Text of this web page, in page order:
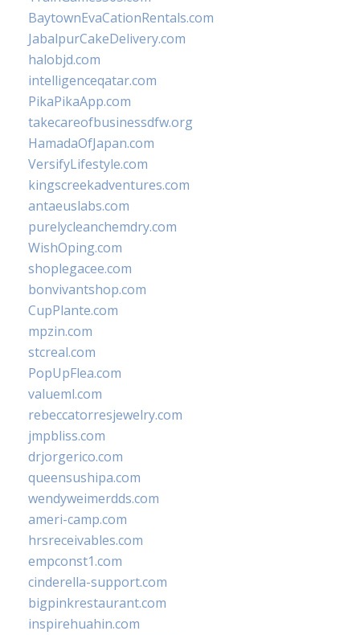
BaytownEvaCationRentals.com
JabalpurCakeDelivery.com
halobjd.com
intelligenceqatar.com
PikaPikaApp.com
takecareofbusinessdfw.org
HamadaOfJapan.com
VersifyLifestyle.com
kingscreekadventures.com
antaeuslabs.com
purelycleanchemdry.com
WishOping.com
shoplegacee.com
bonvivantshop.com
CupPlante.com
mpzin.com
stcreal.com
PopUpFlea.com
valueml.com
rebeccatorresjewelry.com
jmpbliss.com
drjorgerico.com
queensushipa.com
wendyweimerdds.com
ameri-camp.com
hrsreceivables.com
empconst1.com
cinderella-support.com
bigpinkrestaurant.com
inspirehuahin.com